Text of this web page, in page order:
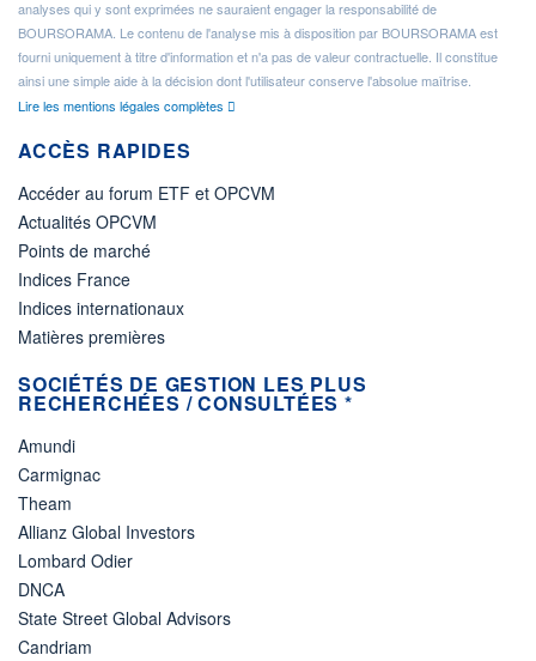
analyses qui y sont exprimées ne sauraient engager la responsabilité de
BOURSORAMA. Le contenu de l'analyse mis à disposition par BOURSORAMA est
fourni uniquement à titre d'information et n'a pas de valeur contractuelle. Il constitue
ainsi une simple aide à la décision dont l'utilisateur conserve l'absolue maîtrise.
Lire les mentions légales complètes
ACCÈS RAPIDES
Accéder au forum ETF et OPCVM
Actualités OPCVM
Points de marché
Indices France
Indices internationaux
Matières premières
SOCIÉTÉS DE GESTION LES PLUS
RECHERCHÉES / CONSULTÉES *
Amundi
Carmignac
Theam
Allianz Global Investors
Lombard Odier
DNCA
State Street Global Advisors
Candriam